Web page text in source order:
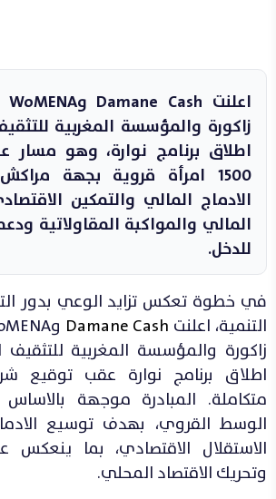
اطلاق برنامج نوارة، وهو
1500 امرأة قروية بجهة
الادماج المالي والتمكين
المالي والمواكبة المقاولاتية
للدخل.
في خطوة تعكس تزايد الوعي بدور
التنمية، اعلنت Damane Cash
اطلاق برنامج نوارة عقب توقيع
متكاملة. المبادرة موجهة
الوسط القروي، بهدف توسيع
الاستقلال الاقتصادي، بما
وتحريك الاقتصاد المحلي.